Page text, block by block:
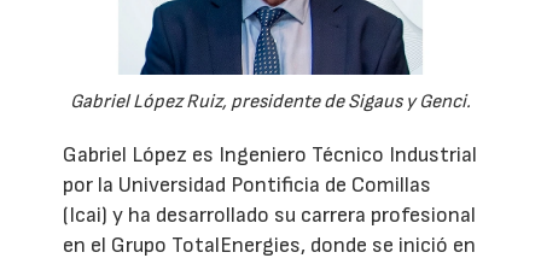
Gabriel López Ruiz, presidente de Sigaus y Genci.
Gabriel López es Ingeniero Técnico Industrial
por la Universidad Pontificia de Comillas
(Icai) y ha desarrollado su carrera profesional
en el Grupo TotalEnergies, donde se inició en